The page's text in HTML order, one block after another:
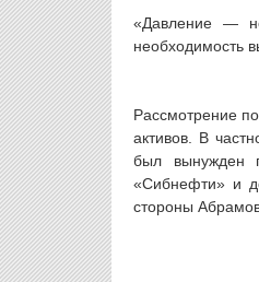
«Давление —
необходимость
Рассмотрение
активов. В
был вынужден
«Сибнефти» и
стороны